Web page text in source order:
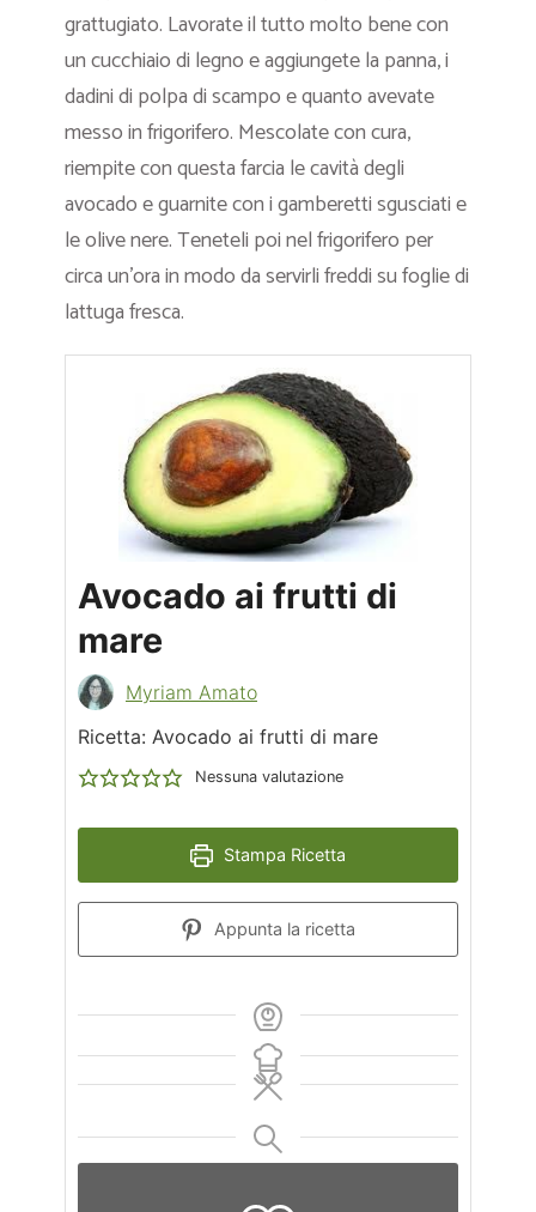
grattugiato. Lavorate il tutto molto bene con
un cucchiaio di legno e aggiungete la panna, i
dadini di polpa di scampo e quanto avevate
messo in frigorifero. Mescolate con cura,
riempite con questa farcia le cavità degli
avocado e guarnite con i gamberetti sgusciati e
le olive nere. Teneteli poi nel frigorifero per
circa un’ora in modo da servirli freddi su foglie di
lattuga fresca.
Avocado ai frutti di
mare
Myriam Amato
Ricetta: Avocado ai frutti di mare
Nessuna valutazione
Stampa Ricetta
Appunta la ricetta